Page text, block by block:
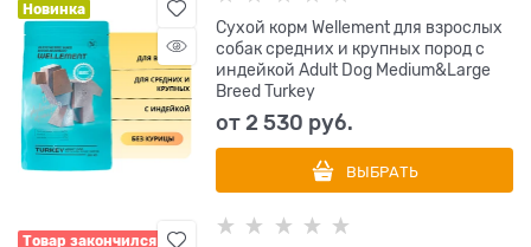
Новинка
Сухой корм Wellement для взрослых
собак средних и крупных пород с
индейкой Adult Dog Medium&Large
Breed Turkey
от2 530 руб.
ВЫБРАТЬ
Товар закончился